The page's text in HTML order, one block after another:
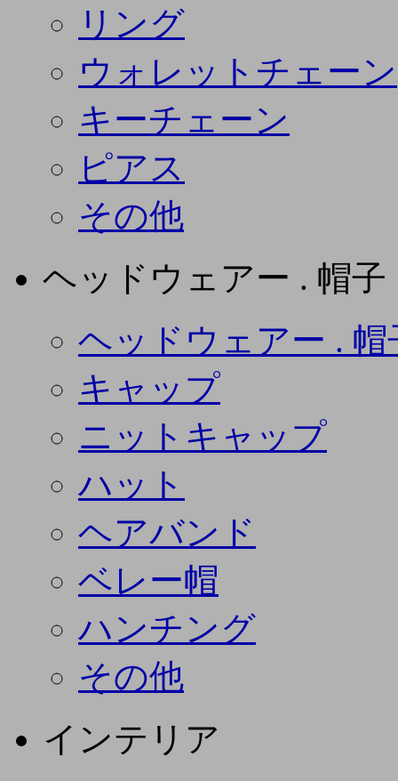
リング
ウォレットチェーン
キーチェーン
ピアス
その他
ヘッドウェアー . 帽子
ヘッドウェアー . 帽
キャップ
ニットキャップ
ハット
ヘアバンド
ベレー帽
ハンチング
その他
インテリア